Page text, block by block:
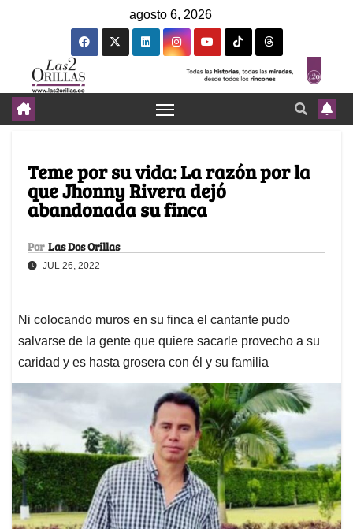
agosto 6, 2026
Teme por su vida: La razón por la
que Jhonny Rivera dejó
abandonada su finca
Por Las Dos Orillas
JUL 26, 2022
Ni colocando muros en su finca el cantante pudo
salvarse de la gente que quiere sacarle provecho a su
caridad y es hasta grosera con él y su familia